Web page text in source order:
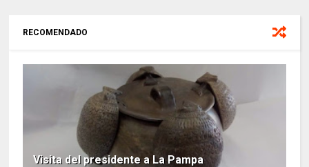
RECOMENDADO
Visita del presidente a La Pampa